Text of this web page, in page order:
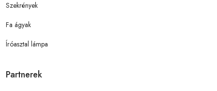
Szekrények
Fa ágyak
Íróasztal lámpa
Partnerek